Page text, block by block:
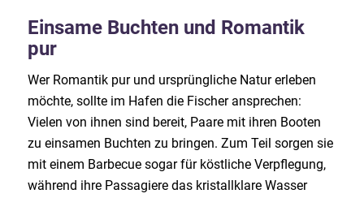
Einsame Buchten und Romantik
pur
Wer Romantik pur und ursprüngliche Natur erleben
möchte, sollte im Hafen die Fischer ansprechen:
Vielen von ihnen sind bereit, Paare mit ihren Booten
zu einsamen Buchten zu bringen. Zum Teil sorgen sie
mit einem Barbecue sogar für köstliche Verpflegung,
während ihre Passagiere das kristallklare Wasser